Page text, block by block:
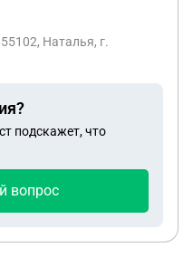
прибор учета тепла
использовалось.
заключения
этим занимается Я
в другом
тепла
искать
Наталья, г.
подскажет, что
вопрос